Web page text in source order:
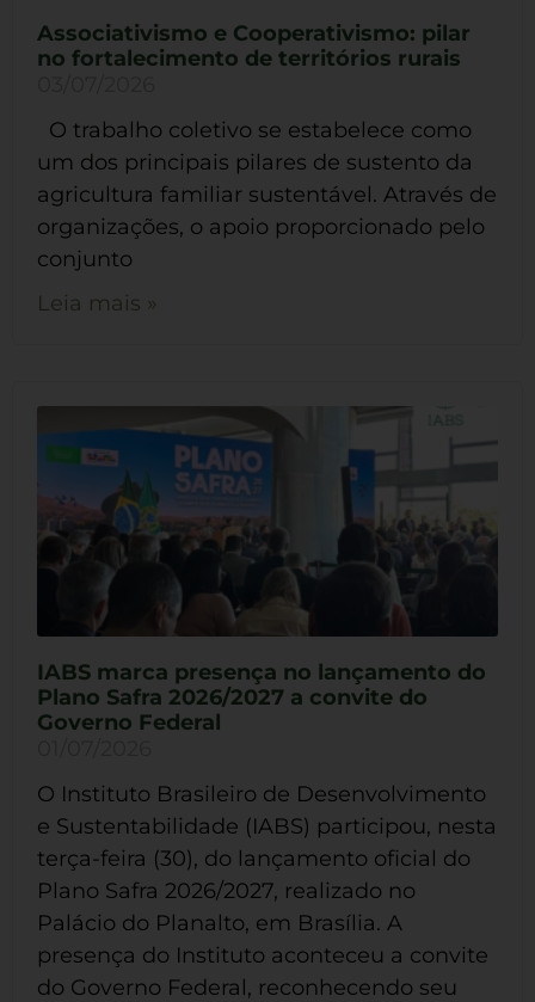
Associativismo e Cooperativismo: pilar
no fortalecimento de territórios rurais
O trabalho coletivo se estabelece como
um dos principais pilares de sustento da
agricultura familiar sustentável. Através de
organizações, o apoio proporcionado pelo
conjunto
Leia mais »
IABS marca presença no lançamento do
Plano Safra 2026/2027 a convite do
Governo Federal
O Instituto Brasileiro de Desenvolvimento
e Sustentabilidade (IABS) participou, nesta
terça-feira (30), do lançamento oficial do
Plano Safra 2026/2027, realizado no
Palácio do Planalto, em Brasília. A
presença do Instituto aconteceu a convite
do Governo Federal, reconhecendo seu